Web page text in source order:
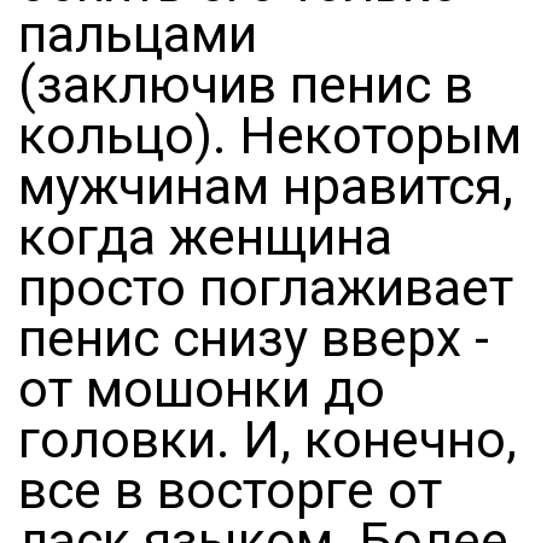
пальцами
(заключив пенис в
кольцо). Некоторым
мужчинам нравится,
когда женщина
просто поглаживает
пенис снизу вверх -
от мошонки до
головки. И, конечно,
все в восторге от